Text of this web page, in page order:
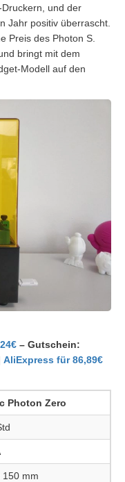
und der
Jahr positiv überrascht.
Preis des Photon S.
bringt mit dem
Modell auf den
– Gutschein:
AliExpress für 86,89€
Photon Zero
150 mm